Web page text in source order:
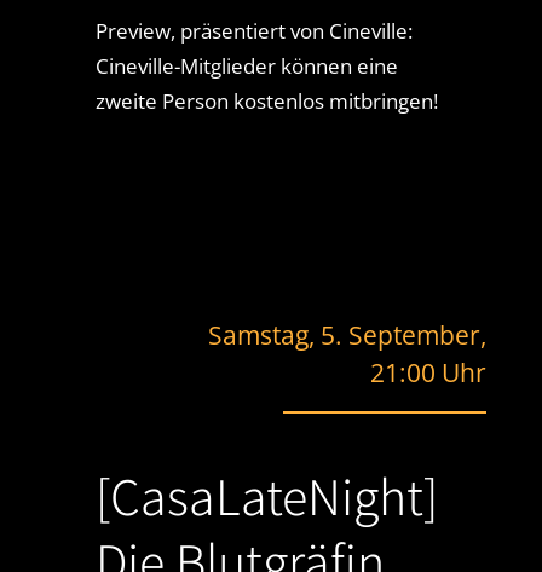
Preview, präsentiert von Cineville:
Cineville-Mitglieder können eine
zweite Person kostenlos mitbringen!
Samstag, 5. September,
21:00 Uhr
[CasaLateNight]